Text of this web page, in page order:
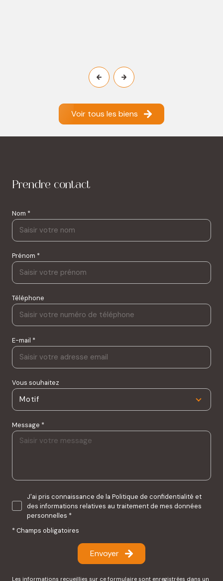
Voir tous les biens
Prendre contact
Nom *
Prénom *
Téléphone
E-mail *
Vous souhaitez
Motif
Message *
J'ai pris connaissance de la Politique de confidentialité et
des informations relatives au traitement de mes données
personnelles *
* Champs obligatoires
Envoyer
Les informations recueillies sur ce formulaire sont enregistrées dans un